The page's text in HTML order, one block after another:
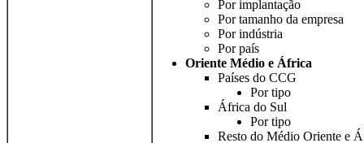
Por implantação
Por tamanho da empresa
Por indústria
Por país
Oriente Médio e África
Países do CCG
Por tipo
África do Sul
Por tipo
Resto do Médio Oriente e